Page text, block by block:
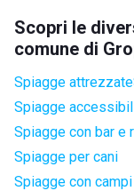
Scopri le
comune di
Spiagge attrezzate
Spiagge
Spiagge con bar e
Spiagge per cani
Spiagge con